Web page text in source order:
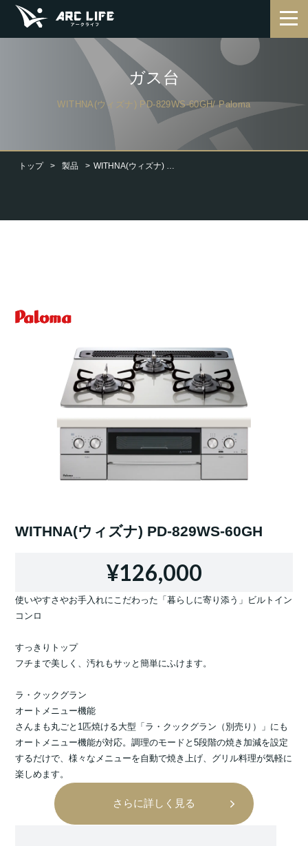
トップ 製品 WITHNA(ウィズナ) PD-829WS-60GH
ガス台
WITHNA(ウィズナ) PD-829WS-60GH/ Paloma
WITHNA(ウィズナ) PD-829WS-60GH
¥126,000
使いやすさやお手入れにこだわった「暮らしに寄り添う」ビルトイン
コンロ
すっきりトップ
フチまで美しく、汚れもサッと簡単にふけます。
ラ・クックグラン
オートメニュー機能
さんまも丸ごと1匹焼ける大型「ラ・クックグラン（別売り）」にも
オートメニュー機能が対応。調理のモードと5段階の焼き加減を設定
するだけで、様々なメニューを自動で焼き上げ、グリル料理が気軽に
楽しめます。
さらに詳しく見る